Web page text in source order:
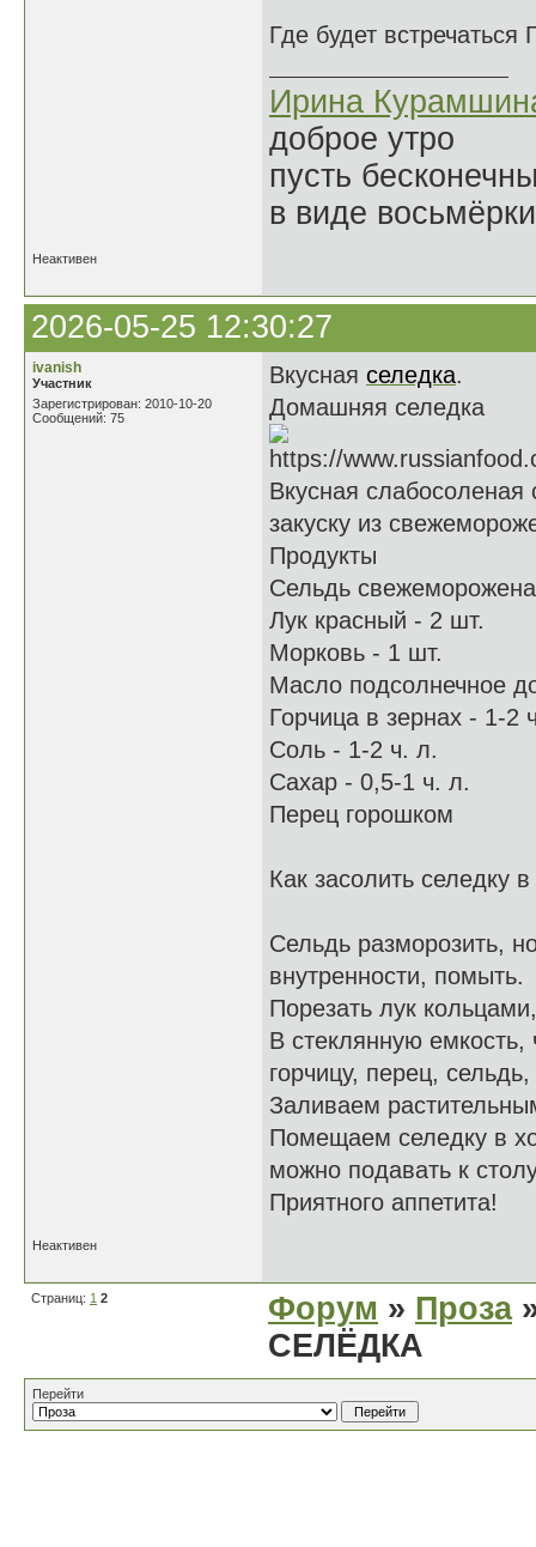
Где будет
Ирина
доброе утро
пусть
в виде восьмёрки
Неактивен
2026-05-25 12:30:27
ivanish
Участник
Зарегистрирован: 2010-10-20
Сообщений: 75
Вкусная селедка.
Домашняя селедка
Вкусная
закуску из
Продукты
Сельдь
Лук красный - 2 шт.
Морковь - 1 шт.
Масло подсолнечное
Горчица в зернах - 1-2
Соль - 1-2 ч. л.
Сахар - 0,5-1 ч. л.
Перец горошком
Как засолить селедку
Сельдь разморозить,
внутренности, помыть.
Порезать лук
В стеклянную
горчицу, перец,
Заливаем
Помещаем селедку в
можно подавать к
Приятного аппетита!
Неактивен
Страниц: 1 2 Форум » Проза
СЕЛЁДКА
Перейти